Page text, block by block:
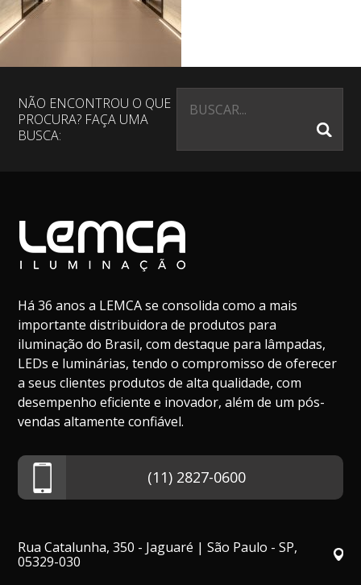
NÃO ENCONTROU O QUE
PROCURA? FAÇA UMA
BUSCA:
Há 36 anos a LEMCA se consolida como a mais
importante distribuidora de produtos para
iluminação do Brasil, com destaque para lâmpadas,
LEDs e luminárias, tendo o compromisso de oferecer
a seus clientes produtos de alta qualidade, com
desempenho eficiente e inovador, além de um pós-
vendas altamente confiável.
(11) 2827-0600
Rua Catalunha, 350 - Jaguaré | São Paulo - SP,
05329-030